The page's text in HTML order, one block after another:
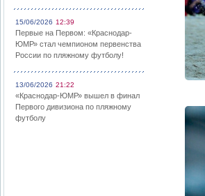
15/06/2026 12:39
Первые на Первом: «Краснодар-
ЮМР» стал чемпионом первенства
России по пляжному футболу!
13/06/2026 21:22
«Краснодар-ЮМР» вышел в финал
Первого дивизиона по пляжному
футболу